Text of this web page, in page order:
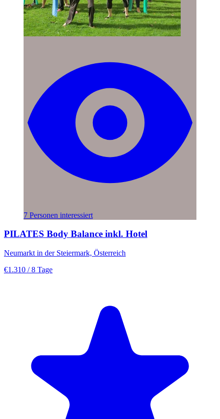
7 Personen interessiert
PILATES Body Balance inkl. Hotel
Neumarkt in der Steiermark, Österreich
€1.310 / 8 Tage